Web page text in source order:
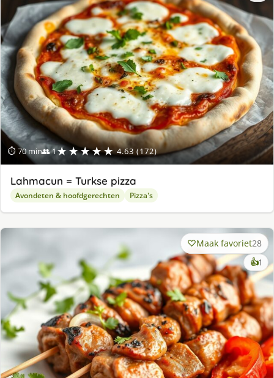
⏱ 70 min👥 1★★★★★ 4.63 (172)
Lahmacun = Turkse pizza
Avondeten & hoofdgerechten Pizza's
Maak favoriet28
👍1